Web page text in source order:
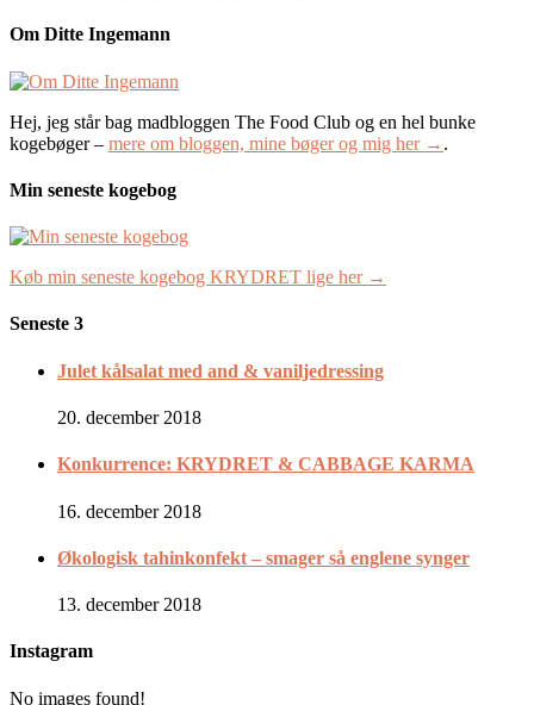
Om Ditte Ingemann
Hej, jeg står bag madbloggen The Food Club og en hel bunke
kogebøger – mere om bloggen, mine bøger og mig her → .
Min seneste kogebog
Køb min seneste kogebog KRYDRET lige her →
Seneste 3
Julet kålsalat med and & vaniljedressing
20. december 2018
Konkurrence: KRYDRET & CABBAGE KARMA
16. december 2018
Økologisk tahinkonfekt – smager så englene synger
13. december 2018
Instagram
No images found!